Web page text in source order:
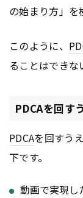
の始まり方」を
このように、
ることはできな
PDCAを回す
PDCAを回すう
下です。
動画で実現し